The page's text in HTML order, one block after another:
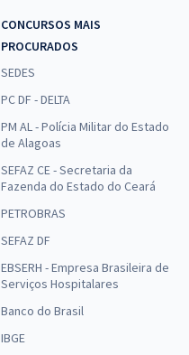
CONCURSOS MAIS
PROCURADOS
SEDES
PC DF - DELTA
PM AL - Polícia Militar do Estado
de Alagoas
SEFAZ CE - Secretaria da
Fazenda do Estado do Ceará
PETROBRAS
SEFAZ DF
EBSERH - Empresa Brasileira de
Serviços Hospitalares
Banco do Brasil
IBGE